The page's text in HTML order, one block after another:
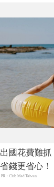
出國花費難抓
省錢更省心！
PR・Club Med Taiwan